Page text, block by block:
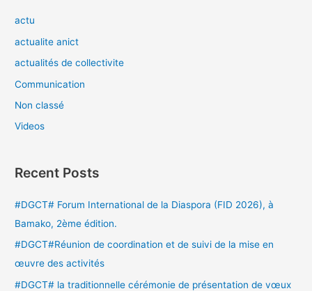
actu
actualite anict
actualités de collectivite
Communication
Non classé
Videos
Recent Posts
#DGCT# Forum International de la Diaspora (FID 2026), à
Bamako, 2ème édition.
#DGCT#Réunion de coordination et de suivi de la mise en
œuvre des activités
#DGCT# la traditionnelle cérémonie de présentation de vœux